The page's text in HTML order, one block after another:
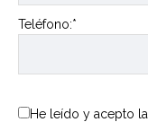
Teléfono:*
He leído y acepto la